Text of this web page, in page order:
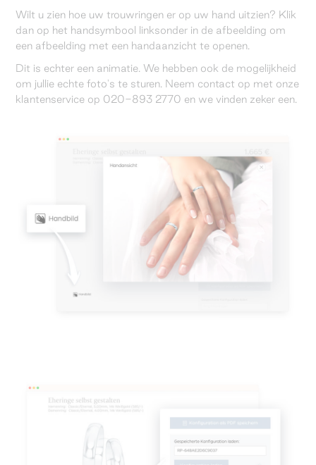
Wilt u zien hoe uw trouwringen er op uw hand uitzien? Klik
dan op het handsymbool linksonder in de afbeelding om
een afbeelding met een handaanzicht te openen.
Dit is echter een animatie. We hebben ook de mogelijkheid
om jullie echte foto's te sturen. Neem contact op met onze
klantenservice op 020-893 2770 en we vinden zeker een.